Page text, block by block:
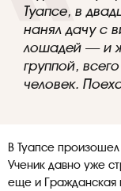
Туапсе, в
нанял дачу с
лошадей — и
группой,
человек.
В Туапсе
Ученик давно уже
еще и Гражданская